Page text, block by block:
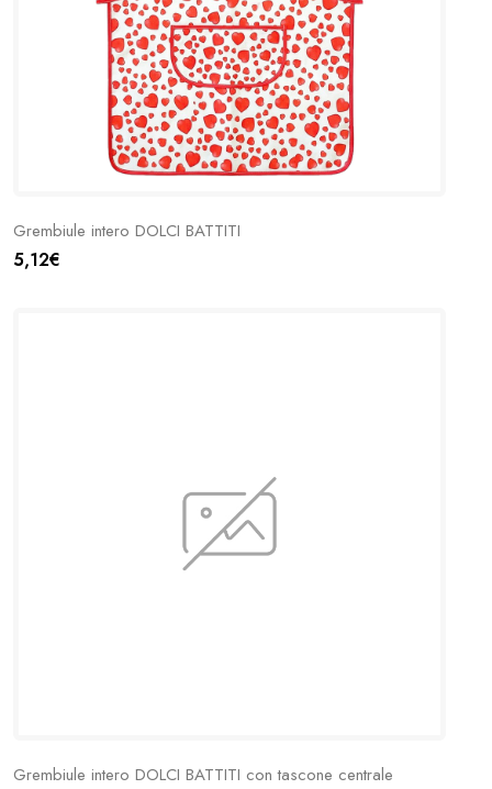
Grembiule intero DOLCI BATTITI
5,12€
Grembiule intero DOLCI BATTITI con tascone centrale